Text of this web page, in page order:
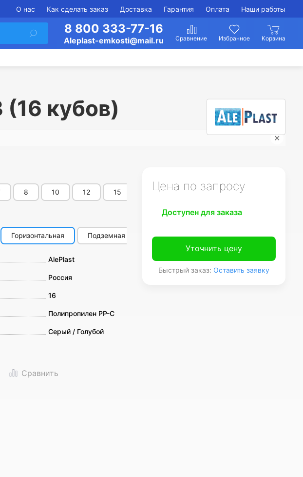
О нас Как сделать заказ Доставка Гарантия Оплата Наши работы
8 800 333-77-16
Aleplast-emkosti@mail.ru
(16 кубов)
✕
8 10 12 15 17 18 20
Горизонтальная Подземная
AlePlast
Россия
16
Полипропилен PP-C
Серый / Голубой
Цена по запросу
Доступен для заказа
Уточнить цену
Быстрый заказ: Оставить заявку